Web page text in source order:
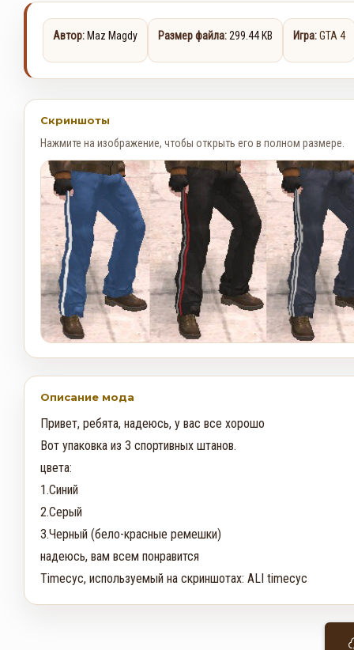
Автор: Maz Magdy Размер файла: 299.44 KB Игра:GTA 4
Скриншоты
Нажмите на изображение, чтобы открыть его в полном размере.
Описание мода
Привет, ребята, надеюсь, у вас все хорошо
Вот упаковка из 3 спортивных штанов.
цвета:
1.Синий
2.Серый
3.Черный (бело-красные ремешки)
надеюсь, вам всем понравится
Timecyc, используемый на скриншотах: ALI timecyc